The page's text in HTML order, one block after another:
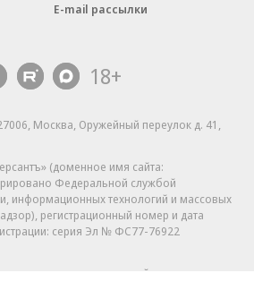
E-mail рассылки
18+
Москва, Оружейный переулок д. 41,
(доменное имя сайта:
Федеральной службой
информационных технологий и массовых
регистрационный номер и дата
серия Эл № ФС77-76922
новости компаний, материалы